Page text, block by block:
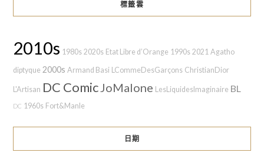
標籤雲
2010s 1980s 2020s Etat Libre d’Orange 1990s 2021 Agatho
diptyque 2000s Armand Basi LCommeDesGarçons ChristianDior
L'Artisan DC Comic JoMalone LesLiquidesImaginaire BL
DC 1960s Fort&Manle
日期